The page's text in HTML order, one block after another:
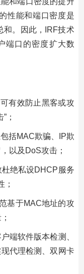
性能和端口密度是
和。因此，IRF技术
端口的密度扩大数
有效防止黑客或攻
；
括MAC欺骗、IP欺
以及DoS攻击；
绝私设DHCP服务
；
基于MAC地址的攻
端软件版本检测、
代理检测、双网卡